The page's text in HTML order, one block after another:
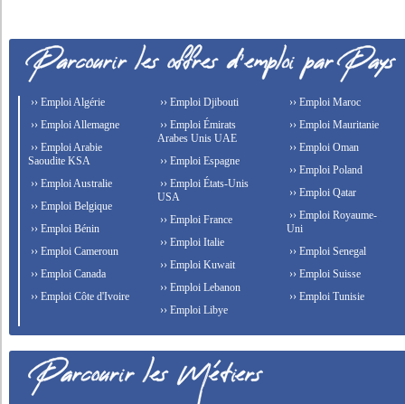
›› Emploi Algérie
›› Emploi Allemagne
›› Emploi Arabie
Saoudite KSA
›› Emploi Australie
›› Emploi Belgique
›› Emploi Bénin
›› Emploi Cameroun
›› Emploi Canada
›› Emploi Côte d'Ivoire
›› Emploi Djibouti
›› Emploi Émirats
Arabes Unis UAE
›› Emploi Espagne
›› Emploi États-Unis
USA
›› Emploi France
›› Emploi Italie
›› Emploi Kuwait
›› Emploi Lebanon
›› Emploi Libye
›› Emploi Maroc
›› Emploi Mauritanie
›› Emploi Oman
›› Emploi Poland
›› Emploi Qatar
›› Emploi Royaume-
Uni
›› Emploi Senegal
›› Emploi Suisse
›› Emploi Tunisie